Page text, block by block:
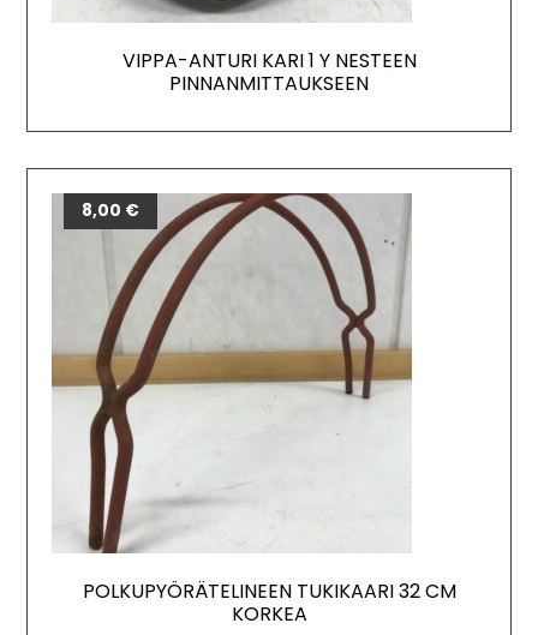
VIPPA-ANTURI KARI 1 Y NESTEEN
PINNANMITTAUKSEEN
POLKUPYÖRÄTELINEEN TUKIKAARI 32 CM
KORKEA
8,00 €